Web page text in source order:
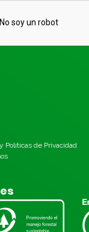
Políticas de Privacidad